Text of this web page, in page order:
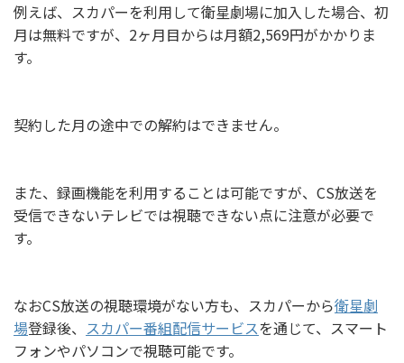
例えば、スカパーを利用して衛星劇場に加入した場合、初
月は無料ですが、2ヶ月目からは月額2,569円がかかりま
す。
契約した月の途中での解約はできません。
また、録画機能を利用することは可能ですが、CS放送を
受信できないテレビでは視聴できない点に注意が必要で
す。
なおCS放送の視聴環境がない方も、スカパーから衛星劇
場登録後、 スカパー番組配信サービスを通じて、スマート
フォンやパソコンで視聴可能です。